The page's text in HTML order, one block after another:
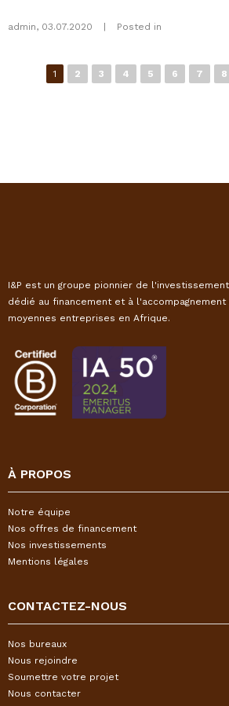
admin, 03.07.2020 Posted in
Pages
1 2 3 4 5 6 7 8
I&P est un groupe pionnier de
dédié au financement et à
moyennes entreprises en Afrique.
À PROPOS
Notre équipe
Nos offres de financement
Nos investissements
Mentions légales
CONTACTEZ-NOUS
Nos bureaux
Nous rejoindre
Soumettre votre projet
Nous contacter